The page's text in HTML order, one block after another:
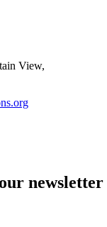
View,
newsletter